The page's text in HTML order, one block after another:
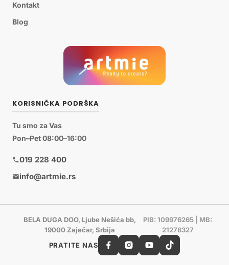
Kontakt
Blog
KORISNIČKA PODRŠKA
Tu smo za Vas
Pon–Pet 08:00–16:00
019 228 400
info@artmie.rs
BELA DUGA DOO, Ljube Nešića bb,
19000 Zaječar, Srbija
PIB: 109976265 | MB:
21278327
PRATITE NAS